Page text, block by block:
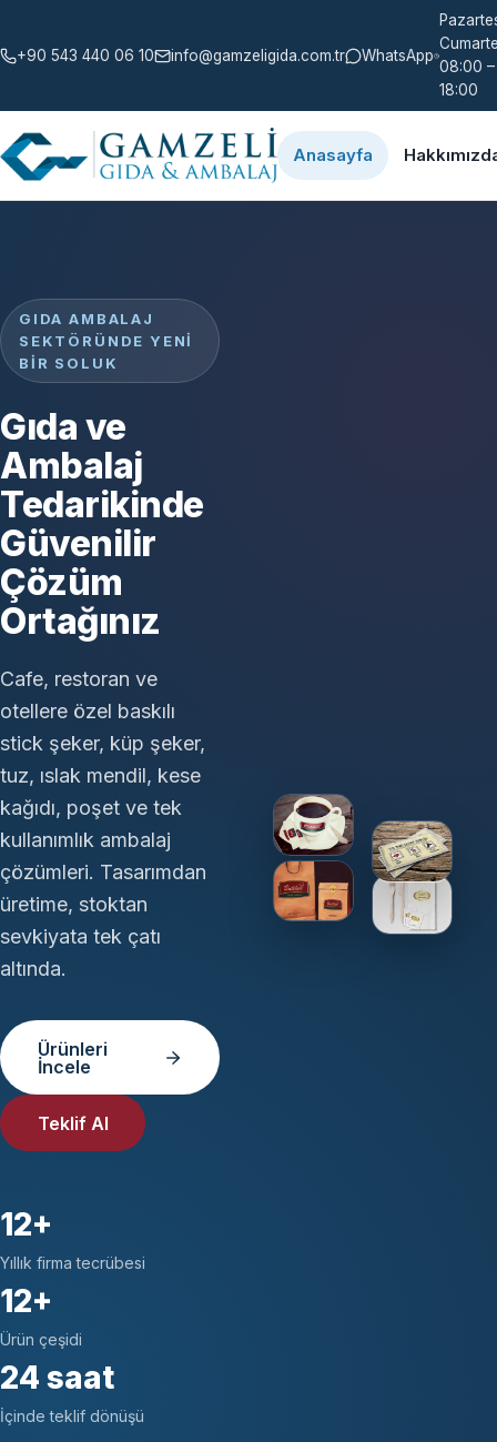
+90 543 440 06 10 info@gamzeligida.com.tr WhatsApp
08:00 –
18:00
Anasayfa
GIDA AMBALAJ
SEKTÖRÜNDE YENI
BIR SOLUK
Gıda ve
Ambalaj
Tedarikinde
Güvenilir
Çözüm
Ortağınız
Cafe, restoran ve
otellere özel baskılı
stick şeker, küp şeker,
tuz, ıslak mendil, kese
kağıdı, poşet ve tek
kullanımlık ambalaj
çözümleri. Tasarımdan
üretime, stoktan
sevkiyata tek çatı
altında.
Ürünleri
İncele
Teklif Al
12+
Yıllık firma tecrübesi
12+
Ürün çeşidi
24 saat
İçinde teklif dönüşü